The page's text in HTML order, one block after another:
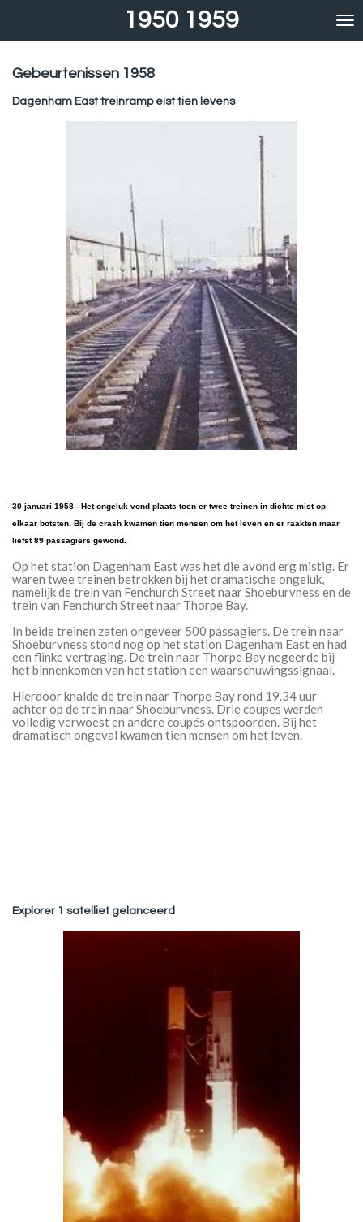
de
1950 1959
Gebeurtenissen 1958
Dagenham East treinramp eist tien levens
30 januari 1958 - Het ongeluk vond plaats toen er twee treinen in dichte mist op
elkaar botsten. Bij de crash kwamen tien mensen om het leven en er raakten maar
liefst 89 passagiers gewond.
Op het station Dagenham East was het die avond erg mistig. Er
waren twee treinen betrokken bij het dramatische ongeluk,
namelijk de trein van Fenchurch Street naar Shoeburvness en de
trein van Fenchurch Street naar Thorpe Bay.
In beide treinen zaten ongeveer 500 passagiers. De trein naar
Shoeburvness stond nog op het station Dagenham East en had
een flinke vertraging. De trein naar Thorpe Bay negeerde bij
het binnenkomen van het station een waarschuwingssignaal.
Hierdoor knalde de trein naar Thorpe Bay rond 19.34 uur
achter op de trein naar Shoeburvness. Drie coupes werden
volledig verwoest en andere coupés ontspoorden. Bij het
dramatisch ongeval kwamen tien mensen om het leven.
Explorer 1 satelliet gelanceerd